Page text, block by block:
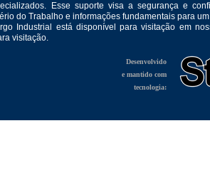
Esse suporte visa a segurança e
do Trabalho e informações fundamentais para
Industrial está disponível para visitação em
visitação.
Desenvolvido
e mantido com
tecnologia: